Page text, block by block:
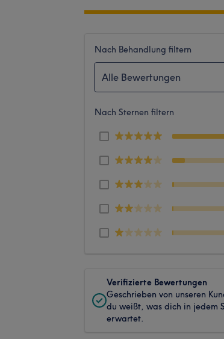
Nach Behandlung filtern
Alle Bewertungen
Nach Sternen filtern
Verifizierte Bewertungen
Geschrieben von unseren
du weißt, was dich in jedem
erwartet.